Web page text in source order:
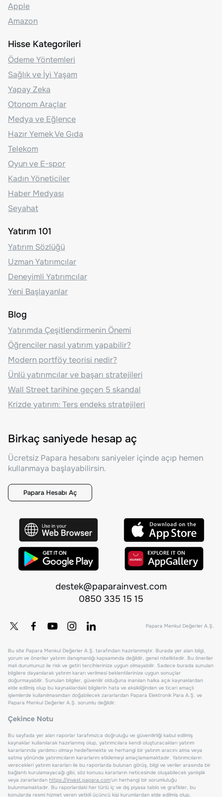
Apple
Amazon
Hisse Kategorileri
Ödeme Yöntemleri
Sağlık ve İyi Yaşam
Yapay Zeka
Otonom Araçlar
Medya ve Eğlence
Hazır Yemek Ve Gıda
Telekom
Oyun ve E-spor
Kadın Yöneticiler
Haber Medyası
Seyahat
Yatırım 101
Yatırım Sözlüğü
Uzman Yatırımcılar
Deneyimli Yatırımcılar
Yeni Başlayanlar
Blog
Yatırımda Çeşitlendirmenin Önemi
Öğrenciler nasıl yatırım yapabilir?
Modern portföy teorisi nedir?
Ünlü yatırımcılar ve başarı stratejileri
Wall Street tarihine geçen 5 skandal
Krizde yatırım: Ters endeks stratejileri
Birkaç saniyede hesap aç
Ücretsiz Papara hesabını saniyeler içinde açıp hemen
kullanmaya başlayabilirsin.
Papara Hesabı Aç
destek@paparainvest.com
0850 335 15 15
Papara Menkul Değerler A.Ş.
Bu site Papara Menkul Değerler A.Ş. tarafından hazırlanmıştır. Burada yer alan bilgi,
yorum ve öneriler yatırım danışmanlığı kapsamında değildir, genel niteliktedir. Bu öneriler
mali durumunuz ile risk ve getiri tercihlerinize uygun olmayabilir. Sadece burada sunulan
bilgilere dayanılarak yatırım kararı verilmesi beklentilerinize uygun sonuçlar
doğurmayabilir. Sunulan bilgiler, güvenilir olduğuna inanılan halka açık kaynaklardan
elde edilmiş olup bu kaynaklardaki bilgilerin hata ve eksikliğinden ve ticari amaçlı
işlemlerde kullanılmasından doğabilecek zararlardan Papara Elektronik Para A.Ş. ve
Papara Menkul Değerler A.Ş. sorumlu değildir.
Çekince Notu
Bu sayfada yer alan raporlar tarafımızca doğruluğu ve güvenilirliği kabul edilmiş
kaynaklar kullanılarak hazırlanmış olup, yatırımcılara kendi oluşturacakları yatırım
kararlarında yardımcı olmayı hedeflemekte ve herhangi bir yatırım aracını alma veya
satma yönünde yatırımcıların kararlarını etkilemeyi amaçlamamaktadır. Yatırımcıların
verecekleri yatırım kararları ile bu raporlarda bulunan görüş, bilgi ve veriler arasında bir
bağlantı kurulamayacağı gibi, söz konusu kararların neticesinde oluşabilecek yanlışlık
veya zararlardan https://invest.papara.com'un herhangi bir sorumluluğu
bulunmamaktadır. Bu raporlardaki her türlü iç ve dış piyasa tablo ve grafikler, bu
konularda resmi hizmet veren yetkili üçüncü kişi kurumlardan elde edilmiş olup,